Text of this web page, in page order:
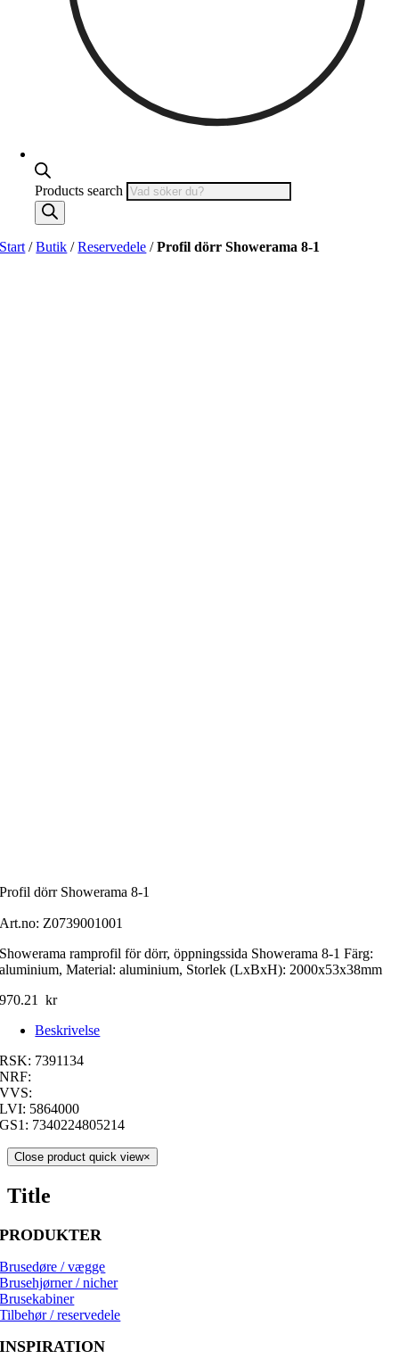
Products search
Start /Butik /Reservedele /Profil dörr Showerama 8-1
Profil dörr Showerama 8-1
Art.no: Z0739001001
Showerama ramprofil för dörr, öppningssida Showerama 8-1 Färg:
aluminium, Material: aluminium, Storlek (LxBxH): 2000x53x38mm
970.21
kr
Beskrivelse
RSK: 7391134
NRF:
VVS:
LVI: 5864000
GS1: 7340224805214
Close product quick view×
Title
PRODUKTER
Brusedøre / vægge
Brusehjørner / nicher
Brusekabiner
Tilbehør / reservedele
INSPIRATION